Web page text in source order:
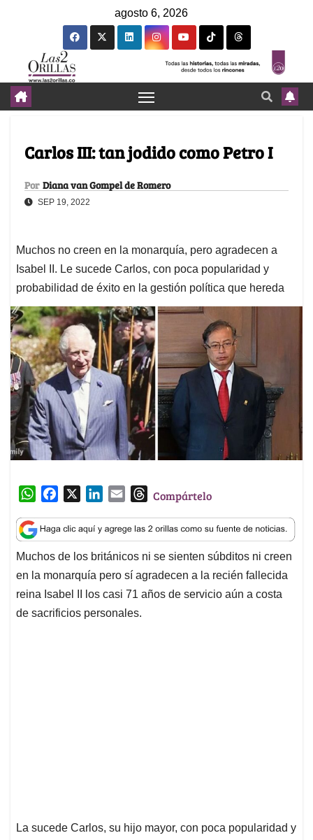
agosto 6, 2026
Carlos III: tan jodido como Petro I
Por Diana van Gompel de Romero
SEP 19, 2022
Muchos no creen en la monarquía, pero agradecen a
Isabel II. Le sucede Carlos, con poca popularidad y
probabilidad de éxito en la gestión política que hereda
W
a
t
s
A
p
p
c
e
b
o
o
k
n
k
e
d
I
n
a
i
l
T
r
e
a
d
s
Compártelo
Muchos de los británicos ni se sienten súbditos ni creen
en la monarquía pero sí agradecen a la recién fallecida
reina Isabel II los casi 71 años de servicio aún a costa
de sacrificios personales.
La sucede Carlos, su hijo mayor, con poca popularidad y